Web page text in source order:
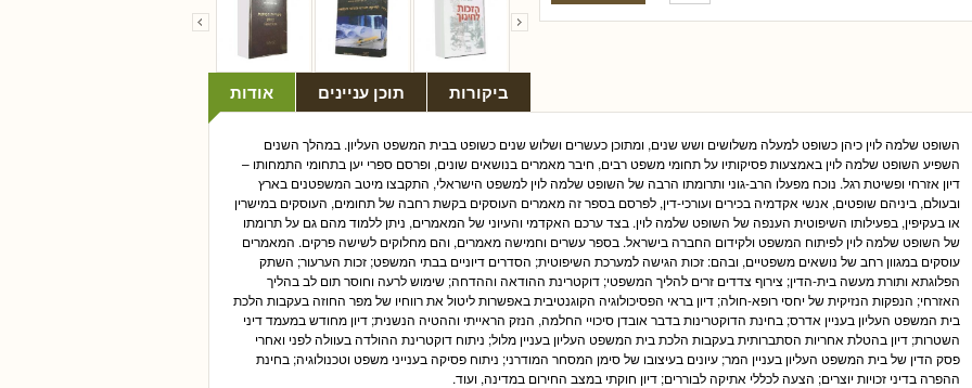
אודות תוכן עניינים ביקורות
השופט שלמה לוין כיהן כשופט למעלה משלושים ושש שנים, ומתוכן כעשרים ושלוש שנים כשופט בבית המשפט העליון. במהלך השנים
השפיע השופט שלמה לוין באמצעות פסיקותיו על תחומי משפט רבים, חיבר מאמרים בנושאים שונים, ופרסם ספרי יען בתחומי התמחותו –
דיון אזרחי ופשיטת רגל. נוכח מפעלו הרב-גוני ותרומתו הרבה של השופט שלמה לוין למשפט הישראלי, התקבצו מיטב המשפטנים בארץ
ובעולם, ביניהם שופטים, אנשי אקדמיה בכירים ועורכי-דין, לפרסם בספר זה מאמרים העוסקים בקשת רחבה של תחומים, העוסקים במישרין
או בעקיפין, בפעילותו השיפוטית הענפה של השופט שלמה לוין. בצד ערכם האקדמי והעיוני של המאמרים, ניתן ללמוד מהם גם על תרומתו
של השופט שלמה לוין לפיתוח המשפט ולקידום החברה בישראל. בספר עשרים וחמישה מאמרים, והם מחלוקים לשישה פרקים. המאמרים
עוסקים במגוון רחב של נושאים משפטיים, ובהם: זכות הגישה למערכת השיפוטית; הסדרים דיוניים בבתי המשפט; זכות הערעור; השתק
הפלוגתא ותורת מעשה בית-הדין; צירוף צדדים זרים להליך המשפטי; דוקטרינת ההודאה וההדחה; שימוש לרעה וחוסר תום לב בהליך
האזרחי; הנפקות הנזיקית של יחסי רופא-חולה; דיון בראי הפסיכולוגיה הקוגנטיבית באפשרות ליטול את רווחיו של מפר החוזה בעקבות הלכת
בית המשפט העליון בעניין אדרס; בחינת הדוקטרינות בדבר אובדן סיכויי החלמה, הנזק הראייתי וההטיה הנשנית; דיון מחודש במעמד דיני
השטרות; דיון בהטלת אחריות הסתברותית בעקבות הלכת בית המשפט העליון בעניין מלול; ניתוח דוקטרינת ההולדה בעוולה לפני ואחרי
פסק הדין של בית המשפט העליון בעניין המר; עיונים בעיצובו של סימן המסחר המודרני; ניתוח פסיקה בענייני משפט וטכנולוגיה; בחינת
ההפרה בדיני זכויות יוצרים; הצעה לכללי אתיקה לבוררים; דיון חוקתי במצב החירום במדינה, ועוד.